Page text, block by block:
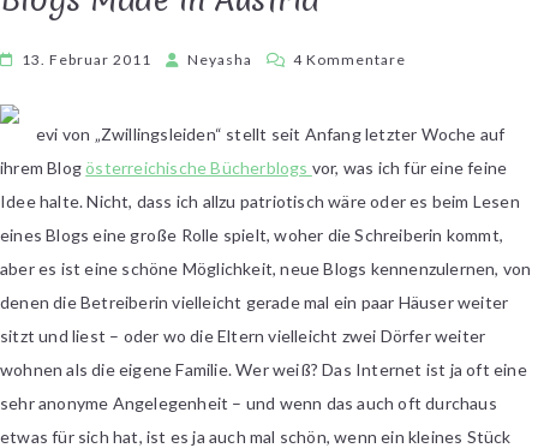
13. Februar 2011 Neyasha 4 Kommentare
Zwillingsleiden:
Bücher-
Blogs
Made
evi von „Zwillingsleiden“ stellt seit Anfang letzter Woche auf
ihrem Blogösterreichische Bücherblogs vor, was ich für eine feine
Idee halte. Nicht, dass ich allzu patriotisch wäre oder es beim Lesen
eines Blogs eine große Rolle spielt, woher die Schreiberin kommt,
aber es ist eine schöne Möglichkeit, neue Blogs kennenzulernen, von
denen die Betreiberin vielleicht gerade mal ein paar Häuser weiter
sitzt und liest – oder wo die Eltern vielleicht zwei Dörfer weiter
wohnen als die eigene Familie. Wer weiß? Das Internet ist ja oft eine
sehr anonyme Angelegenheit – und wenn das auch oft durchaus
etwas für sich hat, ist es ja auch mal schön, wenn ein kleines Stück